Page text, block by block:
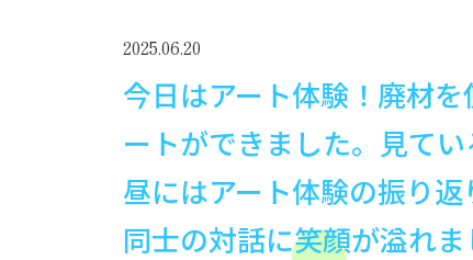
2025.06.20
今日はアート体験！廃材
ートができました。見て
昼にはアート体験の振り
同士の対話に笑顔が溢れま